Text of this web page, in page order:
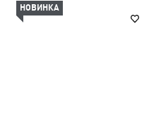
НОВИНКА